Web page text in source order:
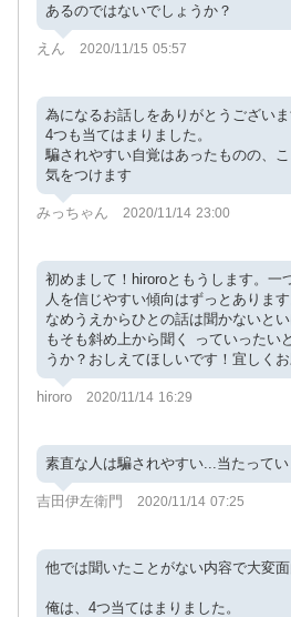
あるのではないでしょうか？
えん 2020/11/15 05:57
為になるお話しをありがとうございま
4つも当てはまりました。
騙されやすい自覚はあったものの、
気をつけます
みっちゃん 2020/11/14 23:00
初めまして！hiroroともうします。一
人を信じやすい傾向はずっとありま
なめうえからひとの話は聞かないと
もそも斜め上から聞く っていったい
うか？おしえてほしいです！宜しくお
hiroro 2020/11/14 16:29
素直な人は騙されやすい...当たってい
吉田伊左衛門 2020/11/14 07:25
他では聞いたことがない内容で大変
俺は、4つ当てはまりました。